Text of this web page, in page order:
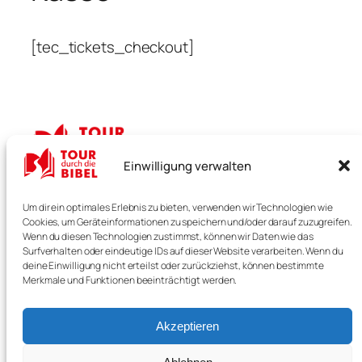
Einwilligung verwalten
Um dir ein optimales Erlebnis zu bieten, verwenden wir Technologien wie
Cookies, um Geräteinformationen zu speichern und/oder darauf zuzugreifen.
Wenn du diesen Technologien zustimmst, können wir Daten wie das
Surfverhalten oder eindeutige IDs auf dieser Website verarbeiten. Wenn du
deine Einwilligung nicht erteilst oder zurückziehst, können bestimmte
Merkmale und Funktionen beeinträchtigt werden.
Akzeptieren
[tec_tickets_checkout]
TOUR durch die BIBEL
Verstehen. Bewegen. Erleben.
Termine
Anfragen
Befreundete Werke